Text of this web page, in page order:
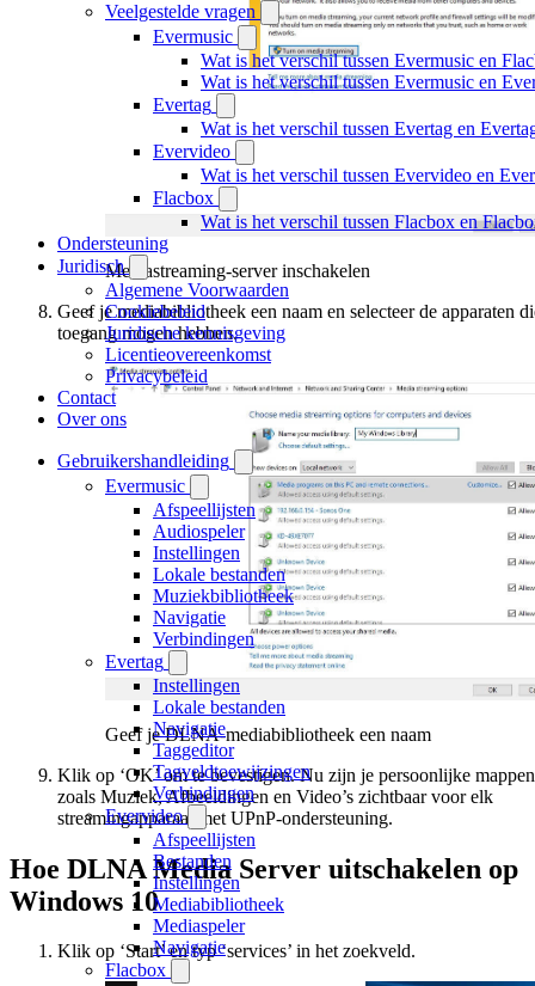
Veelgestelde vragen
Evermusic
Wat is het verschil tussen Evermusic en
Wat is het verschil tussen Evermusic en
Evertag
Wat is het verschil tussen Evertag en
Evervideo
Wat is het verschil tussen Evervideo en
Flacbox
Wat is het verschil tussen Flacbox en
Ondersteuning
Juridisch
Algemene Voorwaarden
Cookiebeleid
Juridische kennisgeving
Licentieovereenkomst
Privacybeleid
Contact
Over ons
Gebruikershandleiding
Evermusic
Afspeellijsten
Audiospeler
Instellingen
Lokale bestanden
Muziekbibliotheek
Navigatie
Verbindingen
Evertag
Instellingen
Lokale bestanden
Navigatie
Taggeditor
Tagveldtoewijzingen
Verbindingen
Evervideo
Afspeellijsten
Bestanden
Instellingen
Mediabibliotheek
Mediaspeler
Navigatie
Flacbox
Mediastreaming-server inschakelen
Geef je mediabibliotheek een naam en selecteer de apparaten
toegang mogen hebben.
Geef je DLNA-mediabibliotheek een naam
Klik op ‘OK’ om te bevestigen. Nu zijn je persoonlijke mappen
zoals Muziek, Afbeeldingen en Video’s zichtbaar voor elk
streamingapparaat met UPnP-ondersteuning.
Hoe DLNA Media Server uitschakelen op
Windows 10
Klik op ‘Start’ en typ ‘services’ in het zoekveld.